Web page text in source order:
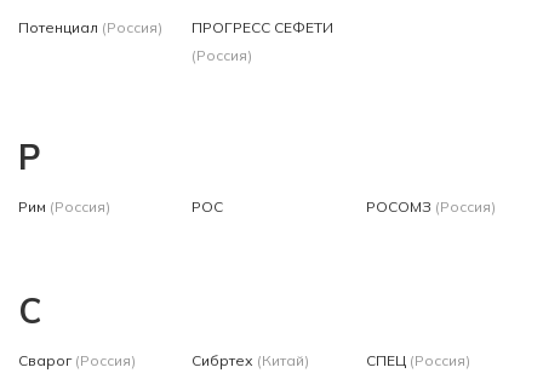
Потенциал (Россия)
ПРОГРЕСС СЕФЕТИ
(Россия)
Р
Рим (Россия) РОС РОСОМЗ (Россия)
С
Сварог (Россия)
Сибртех (Китай)
СПЕЦ (Россия)